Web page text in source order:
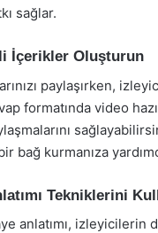
sağlar.
İçerikler Oluşturun
paylaşırken,
formatında video
bağ kurmanıza
Tekniklerini
anlatımı,